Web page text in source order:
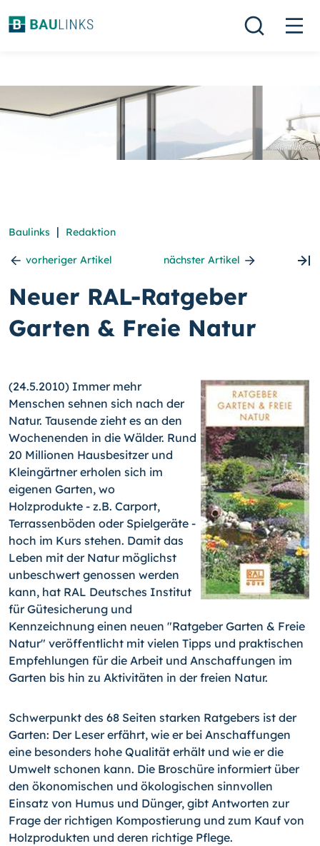
Baulinks | Redaktion
vorheriger Artikel nächster Artikel
Neuer RAL-Ratgeber
Garten & Freie Natur
(24.5.2010) Immer mehr
Menschen sehnen sich nach der
Natur. Tausende zieht es an den
Wochenenden in die Wälder. Rund
20 Millionen Hausbesitzer und
Kleingärtner erholen sich im
eigenen Garten, wo
Holzprodukte - z.B. Carport,
Terrassenböden oder Spielgeräte -
hoch im Kurs stehen. Damit das
Leben mit der Natur möglichst
unbeschwert genossen werden
kann, hat RAL Deutsches Institut
für Gütesicherung und
Kennzeichnung einen neuen "Ratgeber Garten & Freie
Natur" veröffentlicht mit vielen Tipps und praktischen
Empfehlungen für die Arbeit und Anschaffungen im
Garten bis hin zu Aktivitäten in der freien Natur.
Schwerpunkt des 68 Seiten starken Ratgebers ist der
Garten: Der Leser erfährt, wie er bei Anschaffungen
eine besonders hohe Qualität erhält und wie er die
Umwelt schonen kann. Die Broschüre informiert über
den ökonomischen und ökologischen sinnvollen
Einsatz von Humus und Dünger, gibt Antworten zur
Frage der richtigen Kompostierung und zum Kauf von
Holzprodukten und deren richtige Pflege.